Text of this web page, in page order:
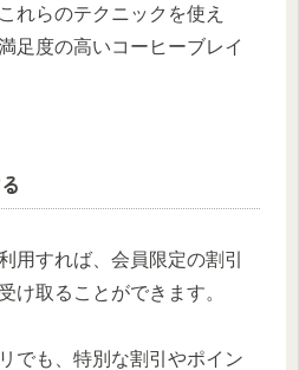
れらのテクニックを使え
足度の高いコーヒーブレイ
用すれば、会員限定の割引
け取ることができます。
でも、特別な割引やポイン